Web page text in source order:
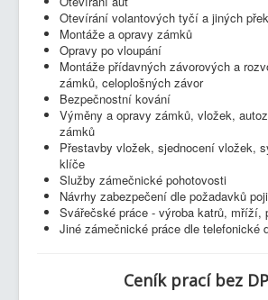
Otevírání volantových tyčí a jiných
Montáže a opravy zámků
Opravy po vloupání
Montáže přídavných závorových a
zámků, celoplošných závor
Bezpečnostní kování
Výměny a opravy zámků, vložek,
zámků
Přestavby vložek, sjednocení vložek,
klíče
Služby zámečnické pohotovosti
Návrhy zabezpečení dle požadavků
Svářečské práce - výroba katrů, mříží,
Jiné zámečnické práce dle telefonické
Ceník prací bez